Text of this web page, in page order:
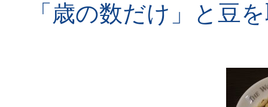
「歳の数だけ」と豆